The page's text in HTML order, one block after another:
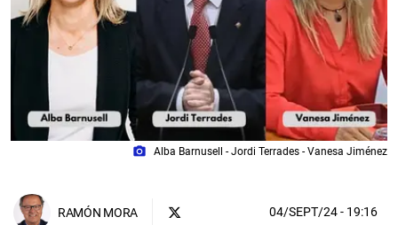
photo_camera Alba Barnusell - Jordi Terrades - Vanesa Jiménez
RAMÓN MORA 04/SEPT/24- 19:16